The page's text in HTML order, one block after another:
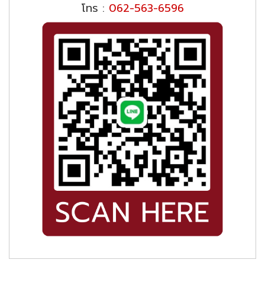
โทร : 062-563-6596